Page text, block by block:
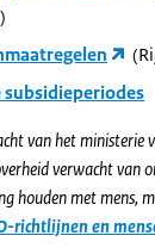
subsidieperiodes
van het ministerie
verwacht van
houden met mens,
richtlijnen en